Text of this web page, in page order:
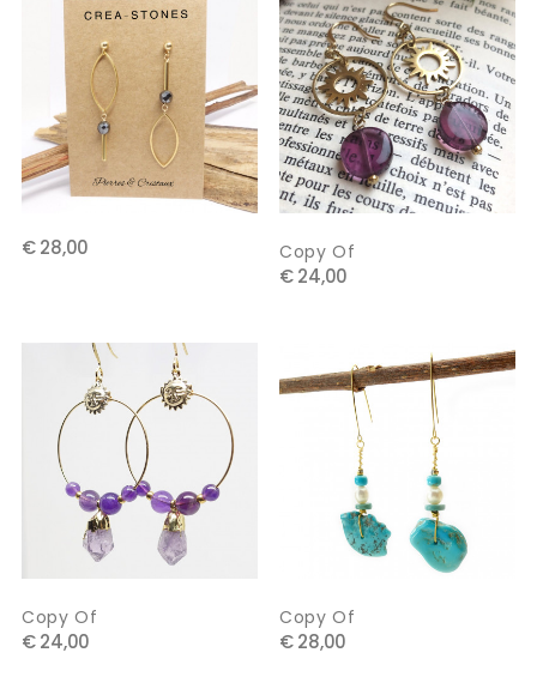
€ 28,00 Copy Of
€ 24,00
Copy Of
€ 24,00
Copy Of
€ 28,00